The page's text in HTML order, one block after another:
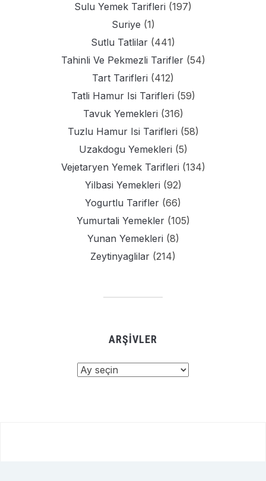
Sulu Yemek Tarifleri (197)
Suriye (1)
Sutlu Tatlilar (441)
Tahinli Ve Pekmezli Tarifler(54)
Tart Tarifleri (412)
Tatli Hamur Isi Tarifleri (59)
Tavuk Yemekleri (316)
Tuzlu Hamur Isi Tarifleri (58)
Uzakdogu Yemekleri (5)
Vejetaryen Yemek Tarifleri (134)
Yilbasi Yemekleri (92)
Yogurtlu Tarifler (66)
Yumurtali Yemekler(105)
Yunan Yemekleri (8)
Zeytinyaglilar (214)
ARŞIVLER